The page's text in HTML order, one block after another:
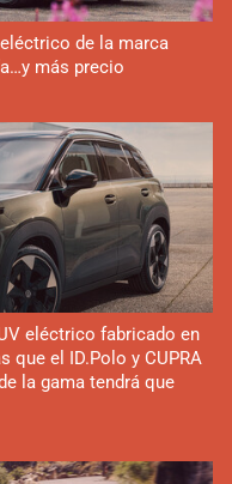
de la marca
más precio
eléctrico fabricado en
que el ID.Polo y CUPRA
la gama tendrá que